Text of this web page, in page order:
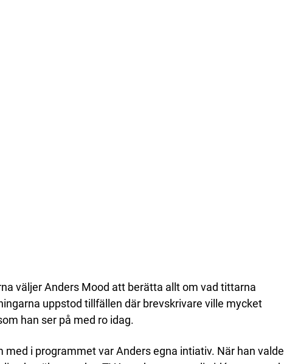
väljer Anders Mood att berätta allt om vad tittarna
uppstod tillfällen där brevskrivare ville mycket
han ser på med ro idag.
i programmet var Anders egna intiativ. När han valde